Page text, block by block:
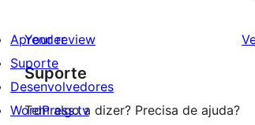
Your review
Suporte
Tem algo a dizer? Precisa de ajuda?
Aprender
Suporte
Desenvolvedores
WordPress.tv